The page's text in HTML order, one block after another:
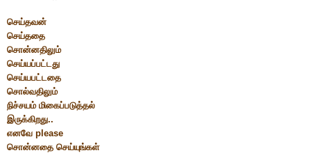
செய்தவன்
செய்ததை
சொன்னதிலும்
செய்யப்பட்டது
செய்யபட்டதை
சொல்வதிலும்
நிச்சயம் மிகைப்படுத்தல்
இருக்கிறது..
எனவே please
சொன்னதை செய்யுங்கள்